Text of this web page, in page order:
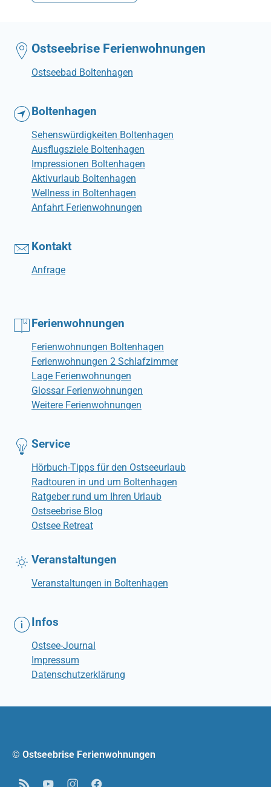
Ostseebrise Ferienwohnungen
Ostseebad Boltenhagen
Boltenhagen
Sehenswürdigkeiten Boltenhagen
Ausflugsziele Boltenhagen
Impressionen Boltenhagen
Aktivurlaub Boltenhagen
Wellness in Boltenhagen
Anfahrt Ferienwohnungen
Kontakt
Anfrage
Ferienwohnungen
Ferienwohnungen Boltenhagen
Ferienwohnungen 2 Schlafzimmer
Lage Ferienwohnungen
Glossar Ferienwohnungen
Weitere Ferienwohnungen
Service
Hörbuch-Tipps für den Ostseeurlaub
Radtouren in und um Boltenhagen
Ratgeber rund um Ihren Urlaub
Ostseebrise Blog
Ostsee Retreat
Veranstaltungen
Veranstaltungen in Boltenhagen
Infos
Ostsee-Journal
Impressum
Datenschutzerklärung
© Ostseebrise Ferienwohnungen